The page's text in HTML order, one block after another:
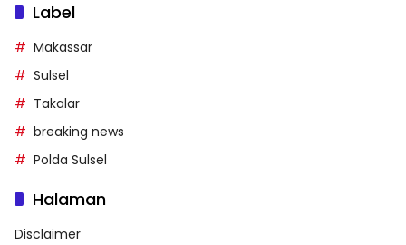
Label
Makassar
Sulsel
Takalar
breaking news
Polda Sulsel
Halaman
Disclaimer